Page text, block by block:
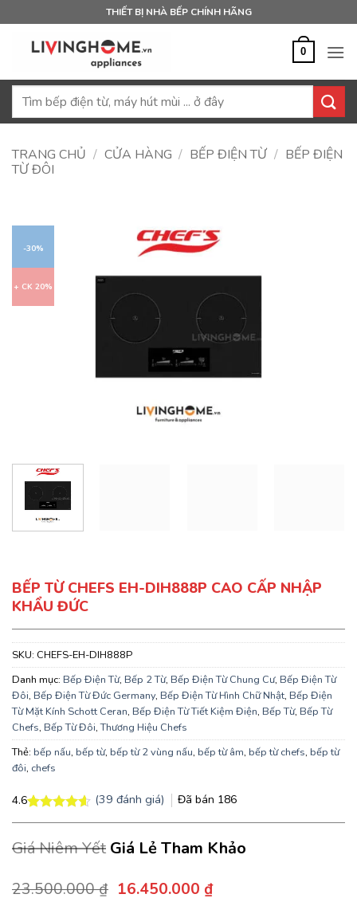
qua
THIẾT BỊ NHÀ BẾP CHÍNH HÃNG
0
Tìm
TRANG CHỦ / CỬA HÀNG / BẾP ĐIỆN TỪ / BẾP ĐIỆN
TỪ ĐÔI
-30%
+ CK 20%
BẾP TỪ CHEFS EH-DIH888P CAO CẤP NHẬP
KHẨU ĐỨC
SKU: CHEFS-EH-DIH888P
Danh mục: Bếp Điện Từ, Bếp 2 Từ, Bếp Điện Từ Chung Cư, Bếp Điện Từ
Đôi, Bếp Điện Từ Đức Germany, Bếp Điện Từ Hình Chữ Nhật, Bếp Điện
Từ Mặt Kính Schott Ceran, Bếp Điện Từ Tiết Kiệm Điện, Bếp Từ, Bếp Từ
Chefs, Bếp Từ Đôi,Thương Hiệu Chefs
Thẻ: bếp nấu, bếp từ, bếp từ 2 vùng nấu, bếp từ âm, bếp từ chefs, bếp từ
đôi, chefs
4.6
4.6trên 5
39
đánh giá
(39 đánh giá) Đã bán 186
Giá Niêm Yết Giá Lẻ Tham Khảo
23.500.000₫ Giá
16.450.000 ₫Giá